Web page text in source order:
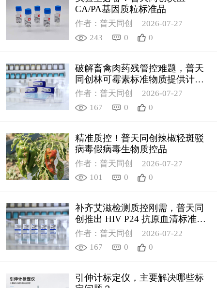
CA/PA基因质粒标准品
作者：普天同创
2026-07-27
243
0 0
破解畜禽肉药残管控难题，普天
同创林可霉素标准物质提供计量
支撑
作者：普天同创
2026-07-27
167
0 0
精准质控！普天同创辣椒轻斑驳
病毒假病毒生物质控品
作者：普天同创
2026-07-27
101
0 0
补齐艾滋检测质控刚需，普天同
创推出 HIV P24 抗原血清标准物
质
作者：普天同创
2026-07-22
167
0 0
引伸计标定仪，主要解决哪些标